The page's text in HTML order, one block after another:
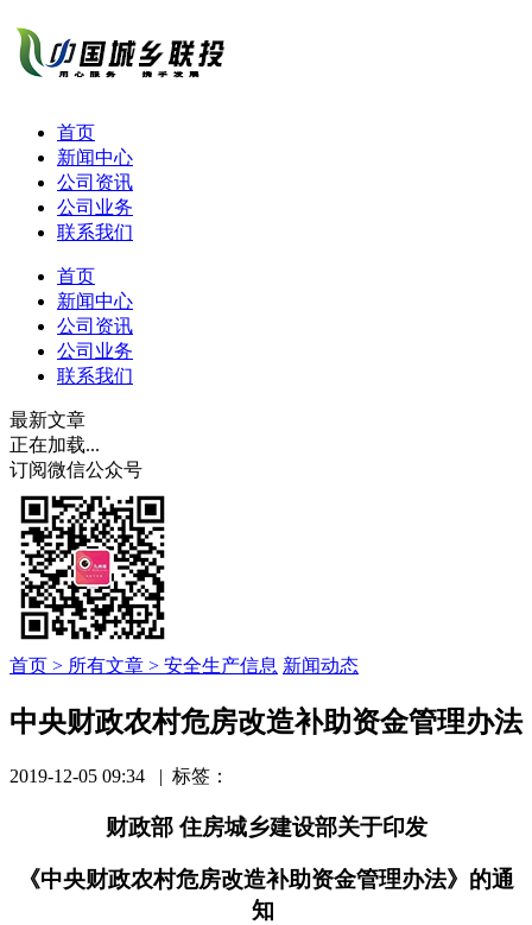
首页
新闻中心
公司资讯
公司业务
联系我们
首页
新闻中心
公司资讯
公司业务
联系我们
最新文章
正在加载...
订阅微信公众号
首页 > 所有文章 > 安全生产信息 新闻动态
中央财政农村危房改造补助资金管理办法
2019-12-05 09:34 | 标签：
财政部 住房城乡建设部关于印发
《中央财政农村危房改造补助资金管理办法》的通
知